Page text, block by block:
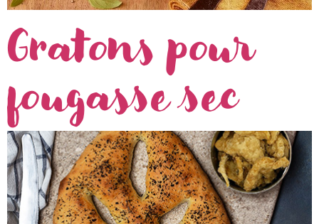
Gratons pour
fougasse sec